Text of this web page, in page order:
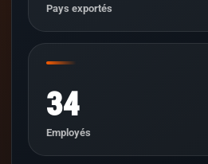
Pays exportés
34
Employés